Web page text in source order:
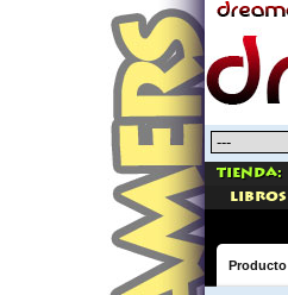
Tienda:
libros
Producto